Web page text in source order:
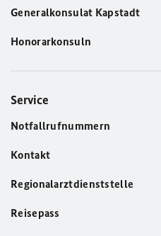
Generalkonsulat Kapstadt
Honorarkonsuln
Service
Notfallrufnummern
Kontakt
Regionalarztdienststelle
Reisepass